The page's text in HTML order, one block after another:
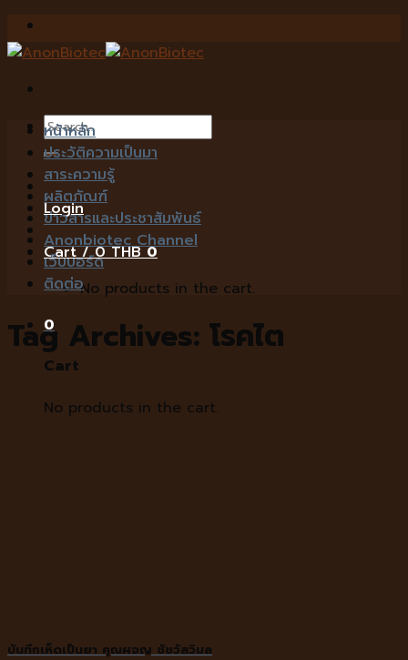
Skip
to
Search
for:
Login
Cart /0THB 0
No products in the cart.
0
Cart
No products in the cart.
หน้าหลัก
ประวัติความเป็นมา
สาระความรู้
ผลิตภัณฑ์
ข่าวสารและประชาสัมพันธ์
Anonbiotec Channel
เว็บบอร์ด
ติดต่อ
Tag Archives:โรคไต
บันทึกเห็ดเป็นยา คุณผจญ ชัชวัสวิมล